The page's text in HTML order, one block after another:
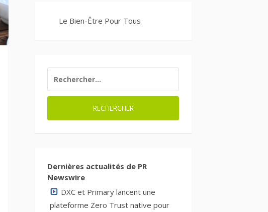
Le Bien-Être Pour Tous
Dernières actualités de PR
Newswire
DXC et Primary lancent une
plateforme Zero Trust native pour